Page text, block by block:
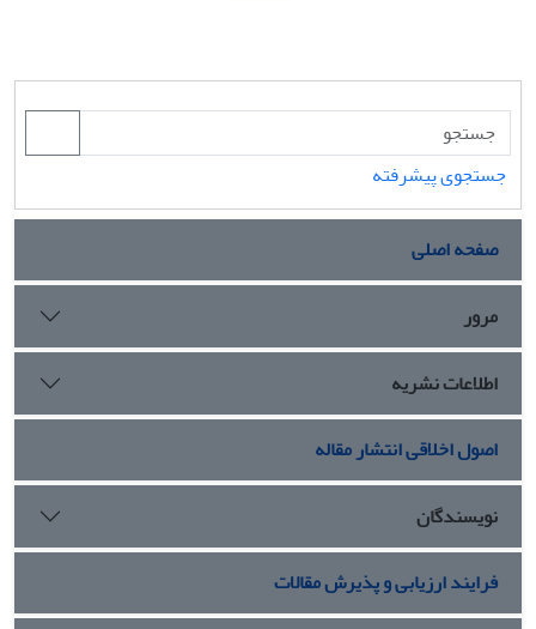
جستجوی پیشرفته
صفحه اصلی
مرور
اطلاعات نشریه
اصول اخلاقی انتشار مقاله
نویسندگان
فرایند ارزیابی و پذیرش مقالات